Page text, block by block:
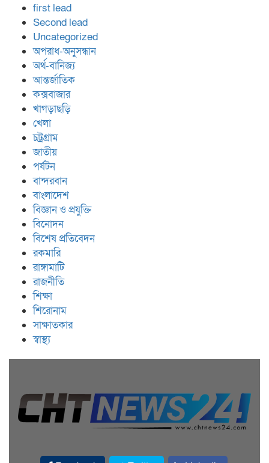
first lead
Second lead
Uncategorized
অপরাধ-অনুসন্ধান
অর্থ-বানিজ্য
আন্তর্জাতিক
কক্সবাজার
খাগড়াছড়ি
খেলা
চট্রগ্রাম
জাতীয়
পর্যটন
বান্দরবান
বাংলাদেশ
বিজ্ঞান ও প্রযুক্তি
বিনোদন
বিশেষ প্রতিবেদন
রকমারি
রাঙ্গামাটি
রাজনীতি
শিক্ষা
শিরোনাম
সাক্ষাতকার
স্বাস্থ্য